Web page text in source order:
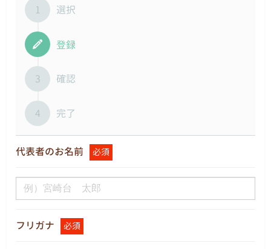
1 選択
登録
3 確認
4 完了
代表者のお名前 必須
フリガナ 必須